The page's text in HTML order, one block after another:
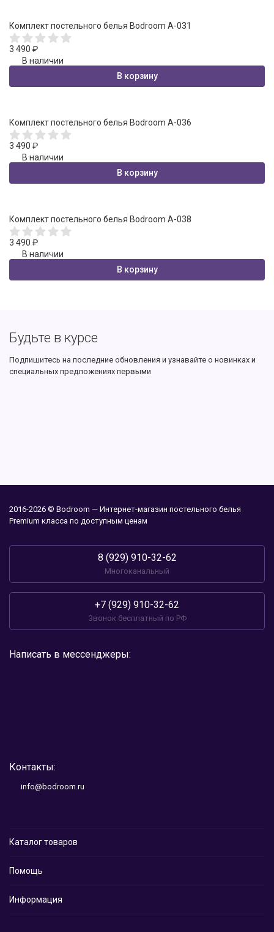
Комплект постельного белья Bodroom A-031
3 490 ₽
В наличии
В корзину
Комплект постельного белья Bodroom A-036
3 490 ₽
В наличии
В корзину
Комплект постельного белья Bodroom A-038
3 490 ₽
В наличии
В корзину
Будьте в курсе
Подпишитесь на последние обновления и узнавайте о новинках и
специальных предложениях первыми
2016-2026 © Bodroom — Интернет-магазин постельного белья
Premium класса по доступным ценам
8 (929) 910-32-62
Многоканальный
+7 (929) 910-32-62
Звонок бесплатный по РФ
Написать в мессенджеры:
Контакты:
info@bodroom.ru
Каталог товаров
Помощь
Информация